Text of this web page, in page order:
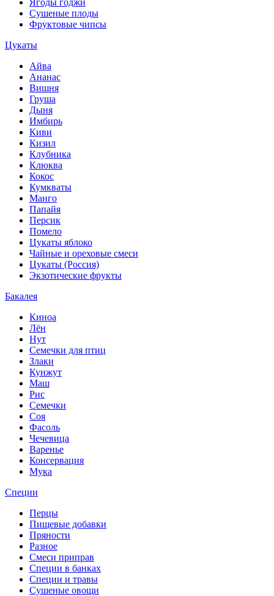
Ягоды годжи
Сушеные плоды
Фруктовые чипсы
Цукаты
Айва
Ананас
Вишня
Груша
Дыня
Имбирь
Киви
Кизил
Клубника
Клюква
Кокос
Кумкваты
Манго
Папайя
Персик
Помело
Цукаты яблоко
Чайные и ореховые смеси
Цукаты (Россия)
Экзотические фрукты
Бакалея
Киноа
Лён
Нут
Семечки для птиц
Злаки
Кунжут
Маш
Рис
Семечки
Соя
Фасоль
Чечевица
Варенье
Консервация
Мука
Специи
Перцы
Пищевые добавки
Пряности
Разное
Смеси приправ
Специи в банках
Специи и травы
Сушеные овощи